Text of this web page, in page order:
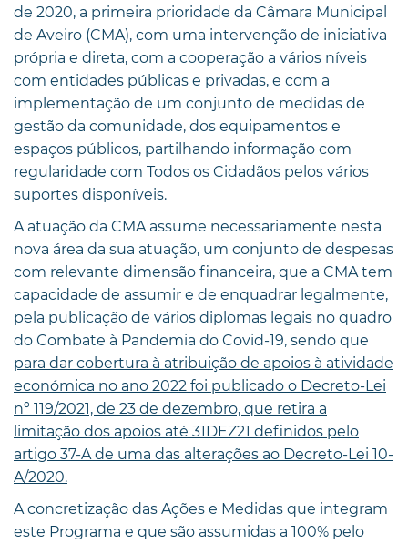
de 2020, a primeira prioridade da Câmara Municipal
de Aveiro (CMA), com uma intervenção de iniciativa
própria e direta, com a cooperação a vários níveis
com entidades públicas e privadas, e com a
implementação de um conjunto de medidas de
gestão da comunidade, dos equipamentos e
espaços públicos, partilhando informação com
regularidade com Todos os Cidadãos pelos vários
suportes disponíveis.
A atuação da CMA assume necessariamente nesta
nova área da sua atuação, um conjunto de despesas
com relevante dimensão financeira, que a CMA tem
capacidade de assumir e de enquadrar legalmente,
pela publicação de vários diplomas legais no quadro
do Combate à Pandemia do Covid-19, sendo que
para dar cobertura à atribuição de apoios à atividade
económica no ano 2022 foi publicado o Decreto-Lei
nº 119/2021, de 23 de dezembro, que retira a
limitação dos apoios até 31DEZ21 definidos pelo
artigo 37-A de uma das alterações ao Decreto-Lei 10-
A/2020.
A concretização das Ações e Medidas que integram
este Programa e que são assumidas a 100% pelo